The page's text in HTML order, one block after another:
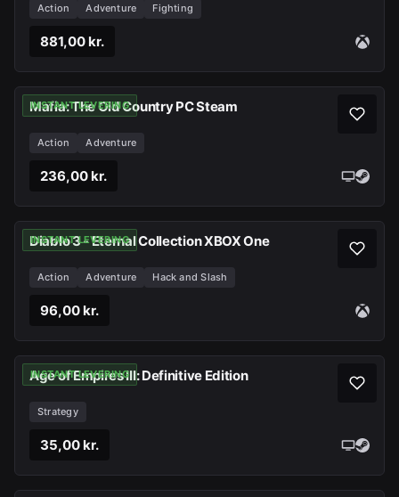
Action Adventure Fighting
881,00 kr.
INSTANT LEVERING
Mafia: The Old Country PC Steam
Action Adventure
236,00 kr.
INSTANT LEVERING
Diablo 3 - Eternal Collection XBOX One
Action Adventure Hack and Slash
96,00 kr.
INSTANT LEVERING
Age of Empires III: Definitive Edition
Strategy
35,00 kr.